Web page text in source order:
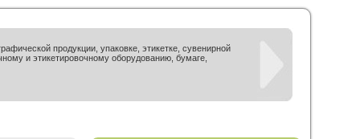
продукции, упаковке, этикетке, сувенирной
и этикетировочному оборудованию, бумаге,